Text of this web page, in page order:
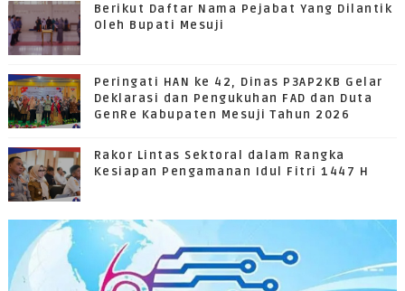
Berikut Daftar Nama Pejabat Yang Dilantik
Oleh Bupati Mesuji
Peringati HAN ke 42, Dinas P3AP2KB Gelar
Deklarasi dan Pengukuhan FAD dan Duta
GenRe Kabupaten Mesuji Tahun 2026
Rakor Lintas Sektoral dalam Rangka
Kesiapan Pengamanan Idul Fitri 1447 H